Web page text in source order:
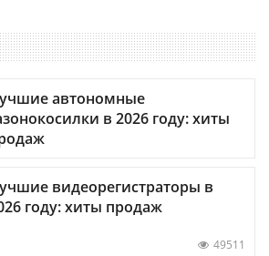
автономные
в 2026 году: хиты
видеорегистраторы в
году: хиты продаж
49511